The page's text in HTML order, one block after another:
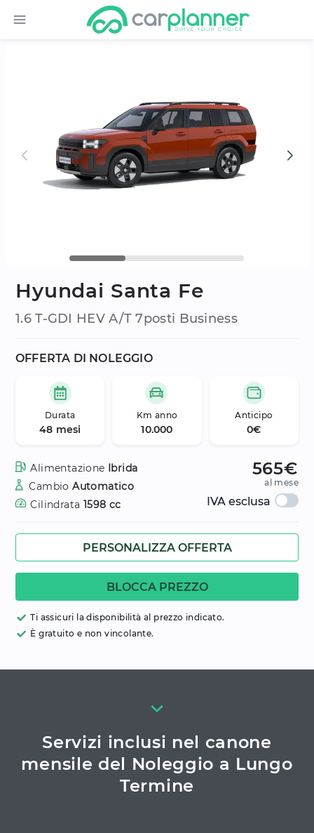
Hyundai Santa Fe
1.6 T-GDI HEV A/T 7posti Business
OFFERTA DI NOLEGGIO
Durata
48 mesi
Km anno
10.000
Anticipo
0€
Alimentazione Ibrida
Cambio Automatico
Cilindrata 1598 cc
565€
al mese
IVA esclusa
PERSONALIZZA OFFERTA
BLOCCA PREZZO
Ti assicuri la disponibilità al prezzo indicato.
È gratuito e non vincolante.
Servizi inclusi nel canone
mensile del Noleggio a Lungo
Termine